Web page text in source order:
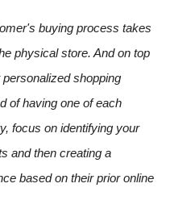
buying process takes
physical store. And on top
shopping
of having one of each
focus on identifying your
and then creating a
based on their prior online